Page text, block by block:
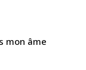
mon âme